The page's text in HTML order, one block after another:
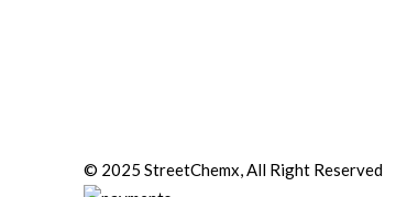
© 2025 StreetChemx, All Right Reserved